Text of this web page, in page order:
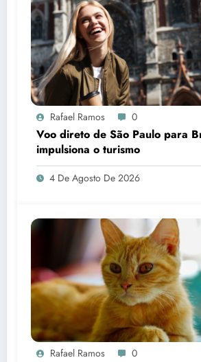
Rafael Ramos 0
Voo direto de São Paulo para
impulsiona o turismo
4 De Agosto De 2026
Rafael Ramos 0